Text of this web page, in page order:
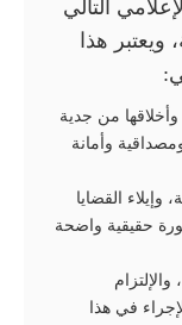
التالي
ويعتبر هذا
من جدية
وأمانة
القضايا
حقيقية واضحة
في هذا